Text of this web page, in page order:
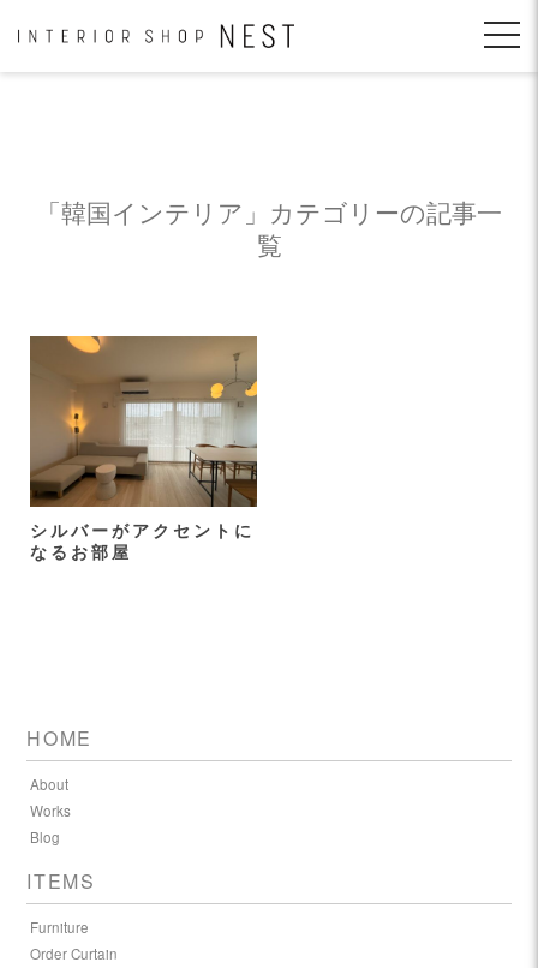
「韓国インテリア」カテゴリーの記事一
覧
シルバーがアクセントに
なるお部屋
HOME
About
Works
Blog
ITEMS
Furniture
Order Curtain